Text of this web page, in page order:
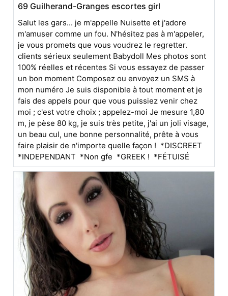
69 Guilherand-Granges escortes girl
Salut les gars... je m'appelle Nuisette et j'adore
m'amuser comme un fou. N'hésitez pas à m'appeler,
je vous promets que vous voudrez le regretter.
clients sérieux seulement Babydoll Mes photos sont
100% réelles et récentes Si vous essayez de passer
un bon moment Composez ou envoyez un SMS à
mon numéro Je suis disponible à tout moment et je
fais des appels pour que vous puissiez venir chez
moi ; c'est votre choix ; appelez-moi Je mesure 1,80
m, je pèse 80 kg, je suis très petite, j'ai un joli visage,
un beau cul, une bonne personnalité, prête à vous
faire plaisir de n'importe quelle façon ! *DISCREET
*INDEPENDANT *Non gfe *GREEK ! *FÉTUISÉ